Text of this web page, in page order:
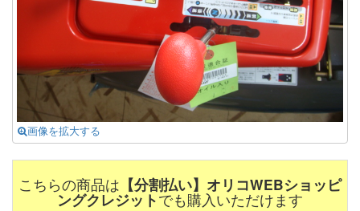
画像を拡大する
こちらの商品は 【分割払い】オリコWEBショッピ
ングクレジットでも購入いただけます